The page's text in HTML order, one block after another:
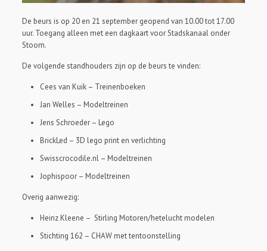
De beurs is op 20 en 21 september geopend van 10.00 tot 17.00
uur. Toegang alleen met een dagkaart voor Stadskanaal onder
Stoom.
De volgende standhouders zijn op de beurs te vinden:
Cees van Kuik – Treinenboeken
Jan Welles – Modeltreinen
Jens Schroeder – Lego
BrickLed – 3D lego print en verlichting
Swisscrocodile.nl – Modeltreinen
Jophispoor – Modeltreinen
Overig aanwezig:
Heinz Kleene – Stirling Motoren/hetelucht modelen
Stichting 162 – CHAW met tentoonstelling